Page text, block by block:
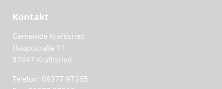
Kontakt
Gemeinde Kraftisried
Hauptstraße 11
87647 Kraftisried
Telefon: 08377 97365